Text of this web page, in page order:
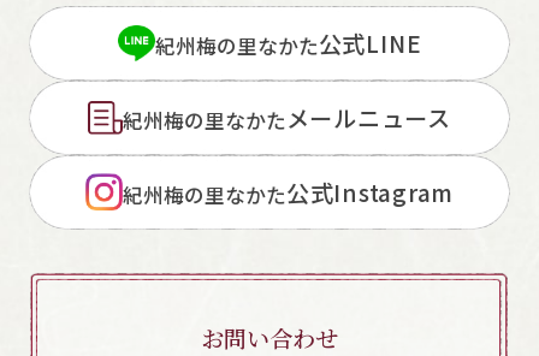
紀州梅の里なかた公式LINE
紀州梅の里なかたメールニュース
紀州梅の里なかた公式Instagram
お問い合わせ